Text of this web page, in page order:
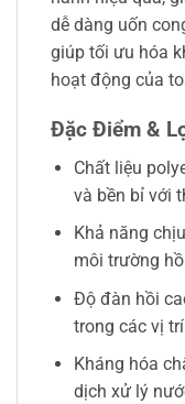
dễ dàng uốn
giúp tối ưu hóa
hoạt động của
Đặc Điểm &
Chất liệu
và bền bỉ với
Khả năng
môi trường
Độ đàn hồi
trong các vị
Kháng hóa
dịch xử lý